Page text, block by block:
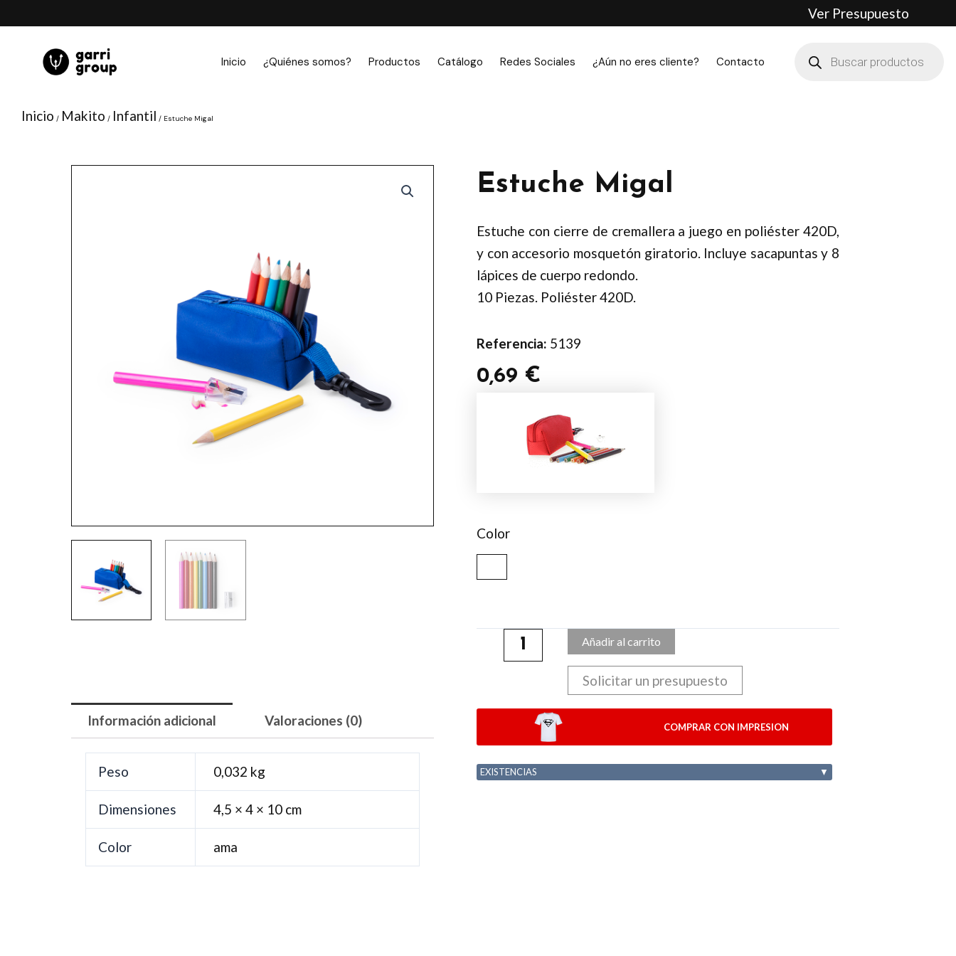
contenido
Ver Presupuesto
Inicio ¿Quiénes somos? Productos Catálogo Redes Sociales ¿Aún no eres cliente? Contacto
de
productos
Inicio / Makito / Infantil / Estuche Migal
Información adicional Valoraciones (0)
Peso 0,032 kg
Dimensiones 4,5 × 4 × 10 cm
Color ama
Estuche Migal
Estuche con cierre de cremallera a juego en poliéster 420D,
y con accesorio mosquetón giratorio. Incluye sacapuntas y 8
lápices de cuerpo redondo.
10 Piezas. Poliéster 420D.
Referencia: 5139
0,69 €
Color
cantidad
Añadir al carrito
Solicitar un presupuesto
COMPRAR CON IMPRESION
EXISTENCIAS ▼